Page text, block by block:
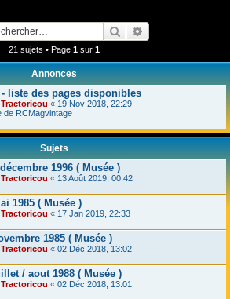
e
Rechercher
21 sujets • Page 1 sur 1
Annonces
liste des pages disponibles
Tractoricou « 19 Nov 2018, 22:29
de RCMagvintage
Sujets
1996 ( Musée )
Tractoricou « 13 Août 2019, 00:42
1985 ( Musée )
Tractoricou « 17 Jan 2019, 22:33
1985 ( Musée )
Tractoricou « 02 Déc 2018, 13:02
/ aout 1988 ( Musée )
Tractoricou « 02 Déc 2018, 13:01